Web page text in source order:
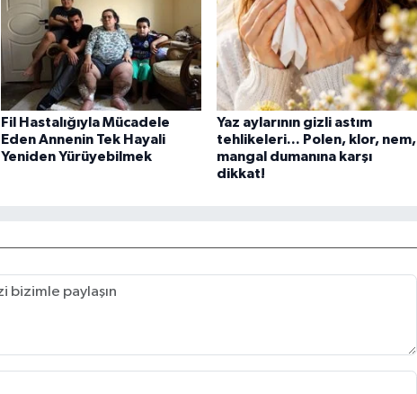
Fil Hastalığıyla Mücadele
Eden Annenin Tek Hayali
Yeniden Yürüyebilmek
Yaz aylarının gizli astım
tehlikeleri... Polen, klor, nem,
mangal dumanına karşı
dikkat!